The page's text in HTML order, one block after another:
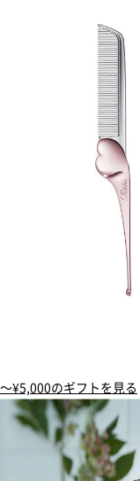
〜¥5,000のギフトを見る